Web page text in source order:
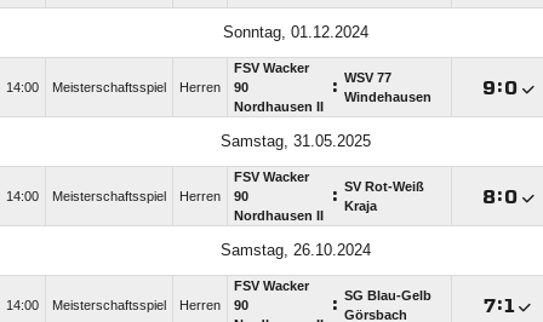
Sonntag, 01.12.2024
14:00 Meisterschaftsspiel Herren
FSV Wacker
90
Nordhausen II
: WSV 77
Windehausen
:
Samstag, 31.05.2025
14:00 Meisterschaftsspiel Herren
FSV Wacker
90
Nordhausen II
: SV Rot-Weiß
Kraja
:
Samstag, 26.10.2024
14:00 Meisterschaftsspiel Herren
FSV Wacker
90
: SG Blau-Gelb
Görsbach
: